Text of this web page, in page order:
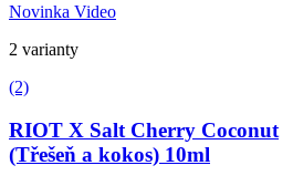
Novinka Video
2 varianty
(2)
RIOT X Salt Cherry Coconut
(Třešeň a kokos) 10ml